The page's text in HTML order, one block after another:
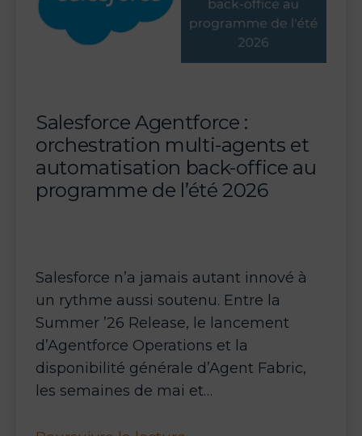
de
client
Salesforce Agentforce :
orchestration multi-agents et
automatisation back-office au
programme de l’été 2026
Salesforce n’a jamais autant innové à
un rythme aussi soutenu. Entre la
Summer ’26 Release, le lancement
d’Agentforce Operations et la
disponibilité générale d’Agent Fabric,
les semaines de mai et…